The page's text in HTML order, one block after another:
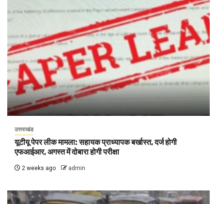
उत्तराखंड
यूटीयू पेपर लीक मामला: सहायक प्राध्यापक बर्खास्त, दर्ज होगी
एफआईआर, अगस्त में दोबारा होगी परीक्षा
2 weeks ago admin